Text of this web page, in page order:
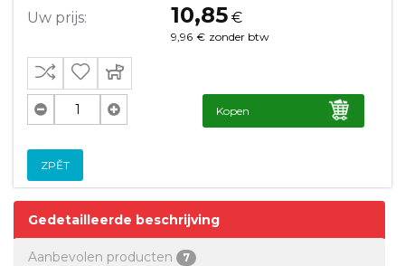
Uw prijs: 10,85 €
9,96 € zonder btw
Kopen
ZPĚT
Gedetailleerde beschrijving
Aanbevolen producten 7